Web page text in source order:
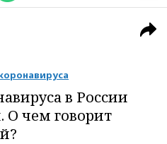
в России
О чем говорит